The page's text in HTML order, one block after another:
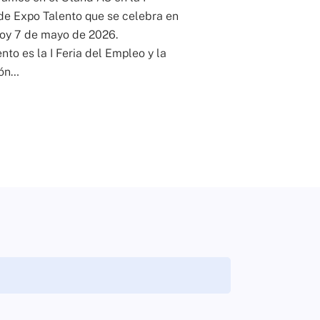
Expo Talento que se celebra en
7 de mayo de 2026.
es la I Feria del Empleo y la